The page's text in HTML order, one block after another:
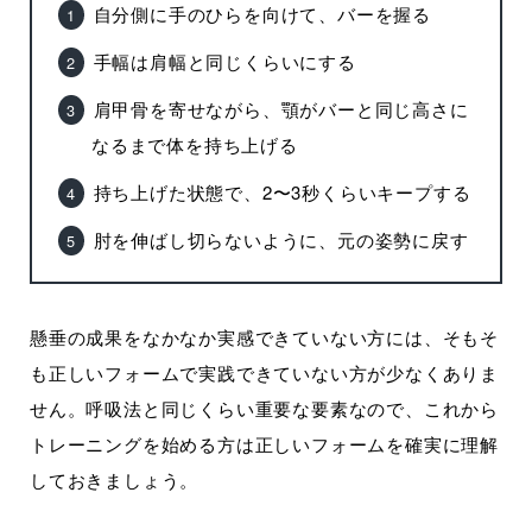
自分側に手のひらを向けて、バーを握る
手幅は肩幅と同じくらいにする
肩甲骨を寄せながら、顎がバーと同じ高さに
なるまで体を持ち上げる
持ち上げた状態で、2〜3秒くらいキープする
肘を伸ばし切らないように、元の姿勢に戻す
懸垂の成果をなかなか実感できていない方には、そもそ
も正しいフォームで実践できていない方が少なくありま
せん。呼吸法と同じくらい重要な要素なので、これから
トレーニングを始める方は正しいフォームを確実に理解
しておきましょう。